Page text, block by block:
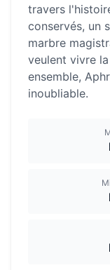
travers
conservés, un
marbre
veulent vivre
ensemble,
inoubliable.